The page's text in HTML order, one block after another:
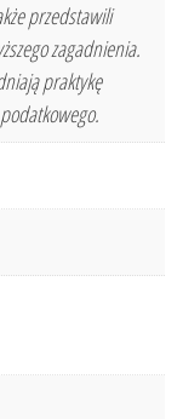
przedstawili
zagadnienia.
praktykę